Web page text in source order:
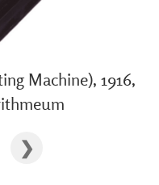
Machine), 1916,